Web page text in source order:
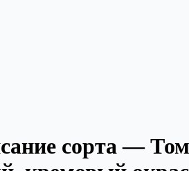
сорта —